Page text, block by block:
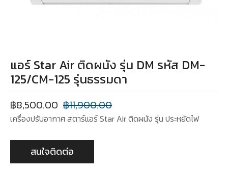
แอร์ Star Air ติดผนัง รุ่น DM รหัส DM-
125/CM-125 รุ่นธรรมดา
฿11,900.00
฿8,500.00
เครื่องปรับอากาศ สตาร์แอร์ Star Air ติดผนัง รุ่น ประหยัดไฟ
สนใจติดต่อ